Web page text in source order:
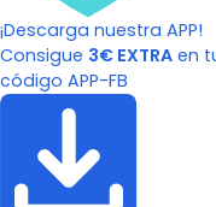
¡Descarga nuestra APP!
Consigue 3€ EXTRA en
código APP-FB